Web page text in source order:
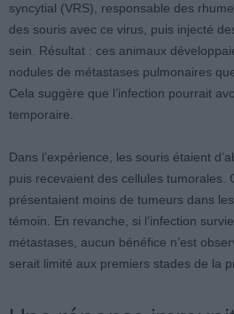
syncytial (VRS), responsable des
des souris avec ce virus, puis injecté
sein. Résultat : ces animaux
nodules de métastases pulmonaires
Cela suggère que l’infection pourrait
temporaire.
Dans l’expérience, les souris étaient
puis recevaient des cellules tumorales.
présentaient moins de tumeurs dans
témoin. En revanche, si l’infection
métastases, aucun bénéfice n’est
serait limité aux premiers stades de la